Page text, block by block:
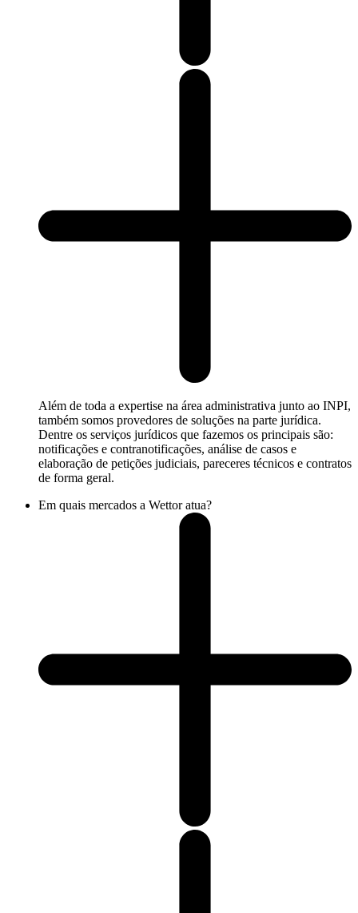
Além de toda a expertise na área administrativa junto ao INPI,
também somos provedores de soluções na parte jurídica.
Dentre os serviços jurídicos que fazemos os principais são:
notificações e contranotificações, análise de casos e
elaboração de petições judiciais, pareceres técnicos e contratos
de forma geral.
Em quais mercados a Wettor atua?